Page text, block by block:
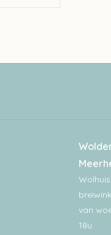
van
18u.